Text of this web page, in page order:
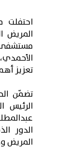
احتفلت
مستشفى
تعزيز
تضمّن
الرئيس
الدور
المريض